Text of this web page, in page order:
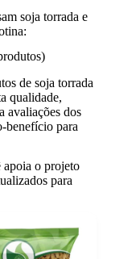
soja torrada e
de soja torrada
qualidade,
avaliações dos
benefício para
o projeto
para